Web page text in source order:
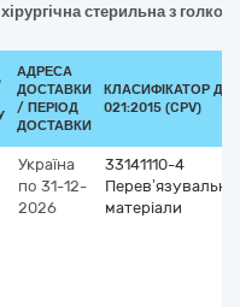
стерильна з
АДРЕСА
ДОСТАВКИ
/ ПЕРІОД
ДОСТАВКИ
КЛАСИФІКАТОР ДК
021:2015 (CPV)
Україна
по 31-12-
2026
33141110-4
Перев’язувальні
матеріали